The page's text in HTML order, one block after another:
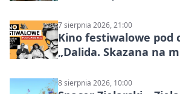
7 sierpnia 2026, 21:00
Kino festiwalowe pod
„Dalida. Skazana na
8 sierpnia 2026, 10:00